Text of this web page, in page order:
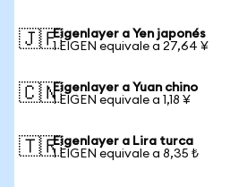
🇯🇵Eigenlayer a Yen japonés
1 EIGEN equivale a 27,64 ¥
🇨🇳Eigenlayer a Yuan chino
1 EIGEN equivale a 1,18 ¥
🇹🇷Eigenlayer a Lira turca
1 EIGEN equivale a 8,35 ₺